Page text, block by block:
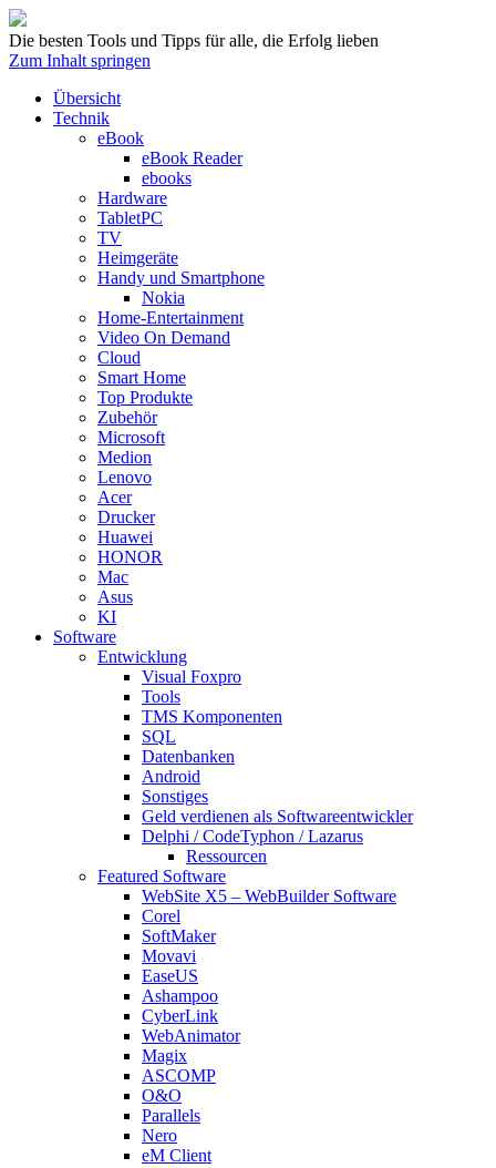
Die besten Tools und Tipps für alle, die Erfolg lieben
Zum Inhalt springen
Übersicht
Technik
eBook
eBook Reader
ebooks
Hardware
TabletPC
TV
Heimgeräte
Handy und Smartphone
Nokia
Home-Entertainment
Video On Demand
Cloud
Smart Home
Top Produkte
Zubehör
Microsoft
Medion
Lenovo
Acer
Drucker
Huawei
HONOR
Mac
Asus
KI
Software
Entwicklung
Visual Foxpro
Tools
TMS Komponenten
SQL
Datenbanken
Android
Sonstiges
Geld verdienen als Softwareentwickler
Delphi / CodeTyphon / Lazarus
Ressourcen
Featured Software
WebSite X5 – WebBuilder Software
Corel
SoftMaker
Movavi
EaseUS
Ashampoo
CyberLink
WebAnimator
Magix
ASCOMP
O&O
Parallels
Nero
eM Client